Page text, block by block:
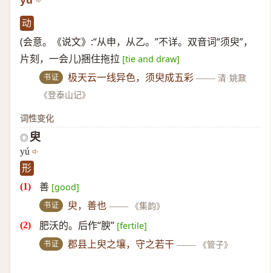
动
(会意。《说文》:“从申，从乙。”不详。双音词“须臾”，
片刻，一会儿)捆住拖拉 [tie and draw]
书证 极天云一线异色，须臾成五彩 —— 清·姚鼐
《登泰山记》
词性变化
◎ 臾
yú
形
善 [good]
书证 臾，善也 —— 《集韵》
肥沃的。后作“腴” [fertile]
书证 郡县上臾之壤，守之若干 —— 《管子》